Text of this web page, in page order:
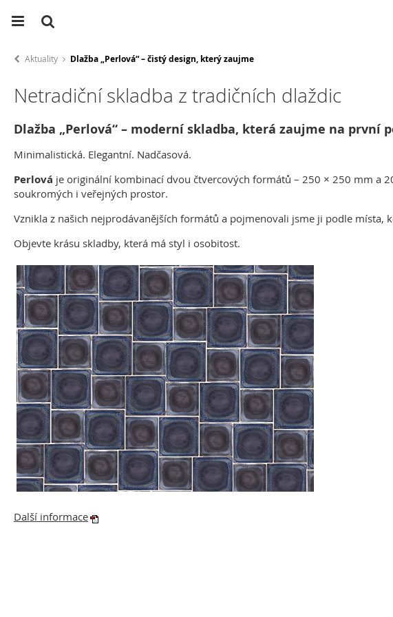
Aktuality Dlažba „Perlová“ – čistý design, který zaujme
Netradiční skladba z tradičních dlaždic
Dlažba „Perlová“ – moderní skladba, která zaujme na první
Minimalistická. Elegantní. Nadčasová.
Perlová je originální kombinací dvou čtvercových formátů – 250 × 250 mm a
soukromých i veřejných prostor.
Vznikla z našich nejprodávanějších formátů a pojmenovali jsme ji podle místa,
Objevte krásu skladby, která má styl i osobitost.
Další informace